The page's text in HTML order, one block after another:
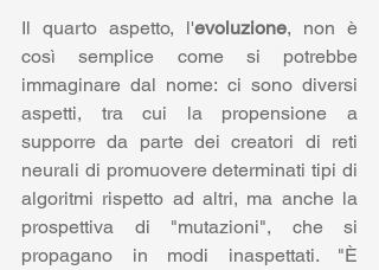
Il quarto aspetto, l'evoluzione, non è
così semplice come si potrebbe
immaginare dal nome: ci sono diversi
aspetti, tra cui la propensione a
supporre da parte dei creatori di reti
neurali di promuovere determinati tipi di
algoritmi rispetto ad altri, ma anche la
prospettiva di "mutazioni", che si
propagano in modi inaspettati. "È